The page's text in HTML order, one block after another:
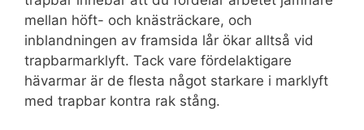
mellan höft- och knästräckare, och
inblandningen av framsida lår ökar alltså vid
trapbarmarklyft. Tack vare fördelaktigare
hävarmar är de flesta något starkare i marklyft
med trapbar kontra rak stång.